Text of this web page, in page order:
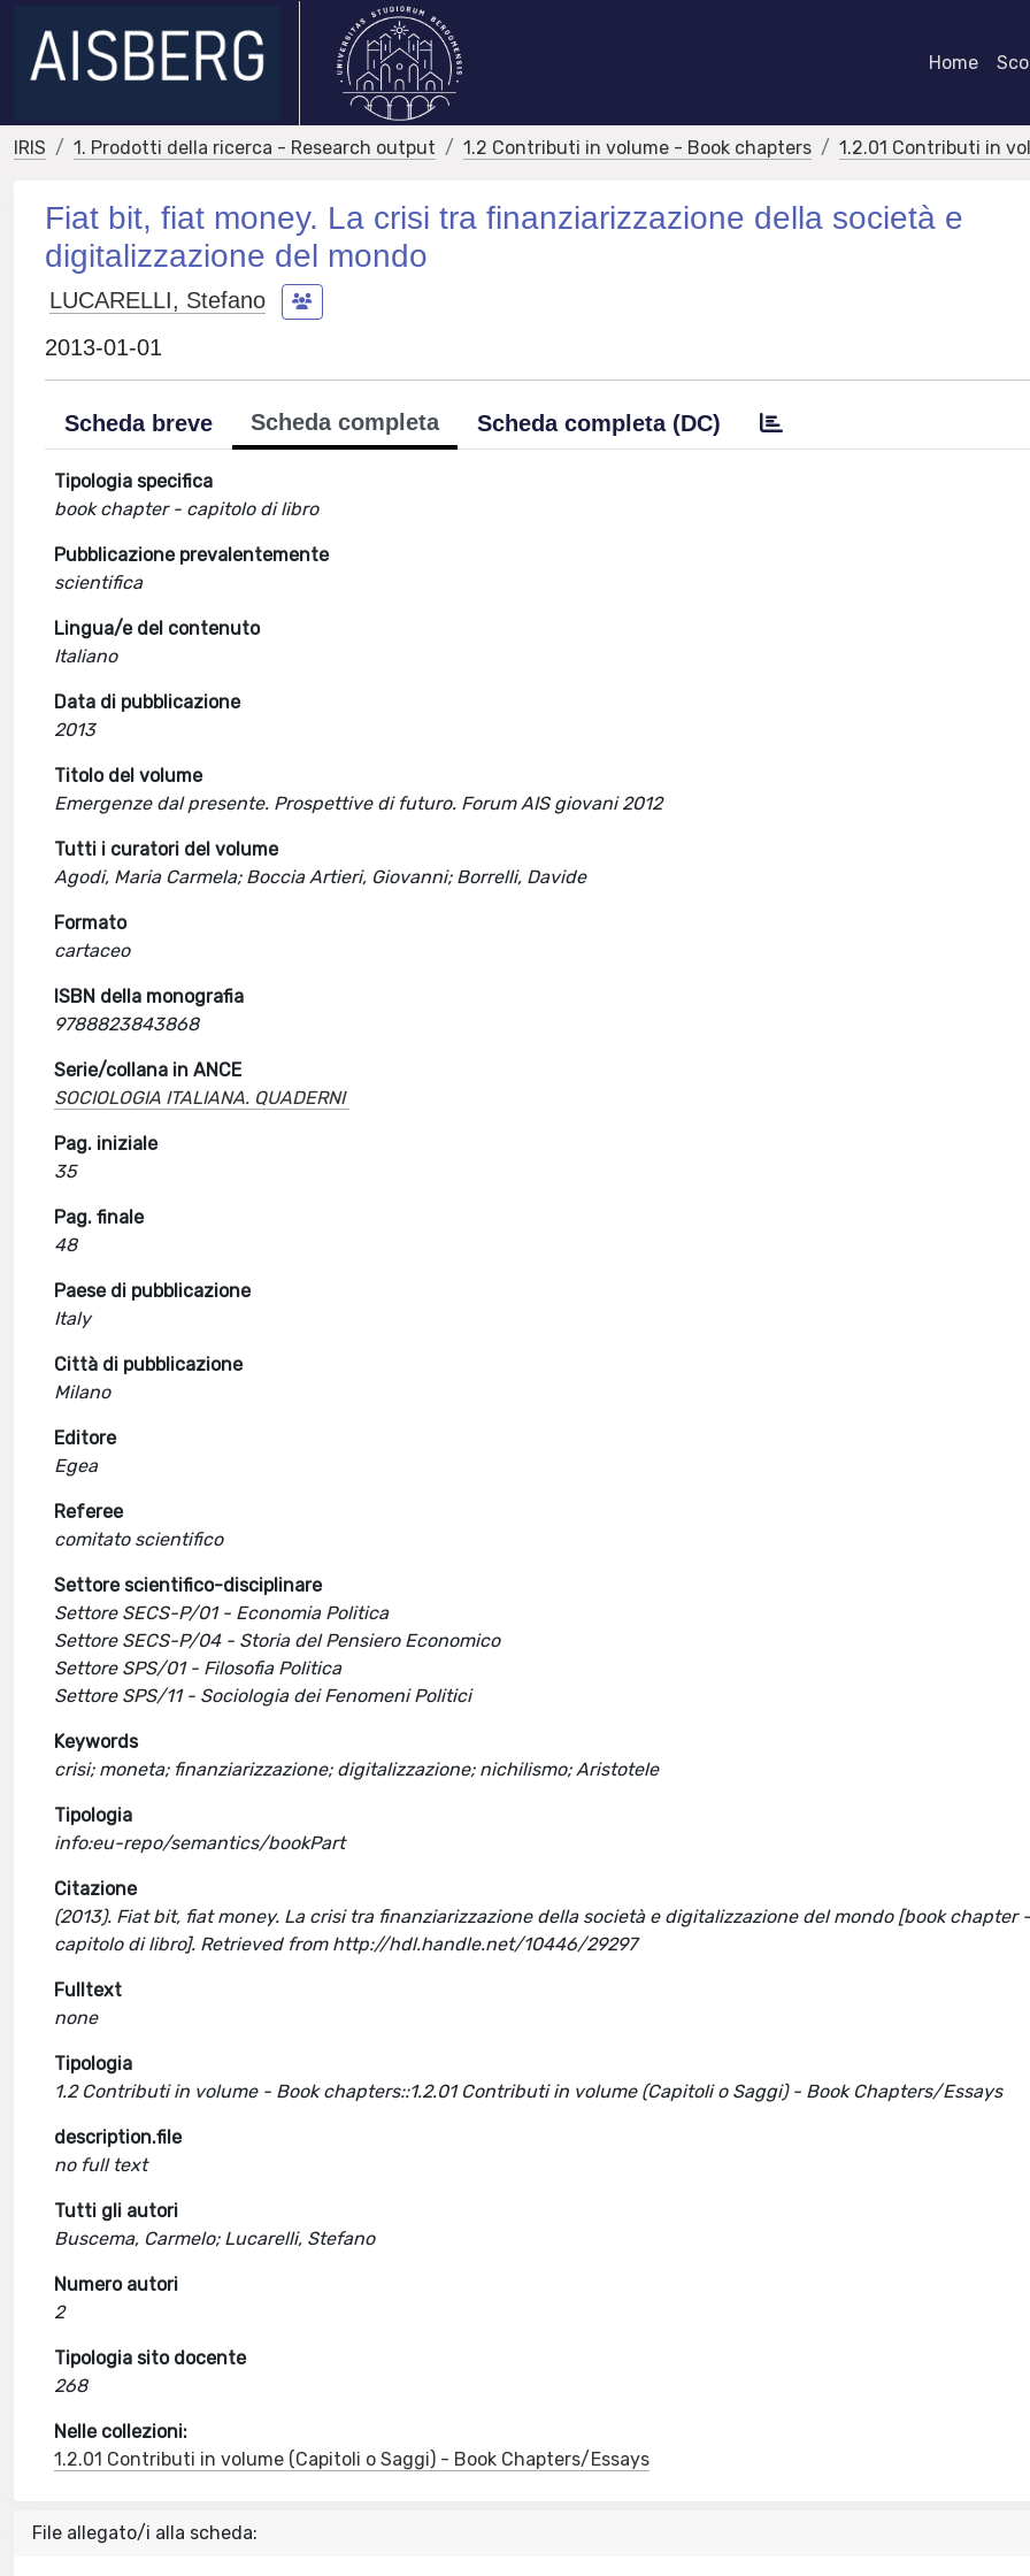
Home
IRIS 1. Prodotti della ricerca - Research output 1.2 Contributi in volume - Book chapters 1.2.01 Contributi in
Fiat bit, fiat money. La crisi tra finanziarizzazione della società e
digitalizzazione del mondo
LUCARELLI, Stefano
2013-01-01
Scheda breve Scheda completa Scheda completa (DC)
Tipologia specifica
book chapter - capitolo di libro
Pubblicazione prevalentemente
scientifica
Lingua/e del contenuto
Italiano
Data di pubblicazione
2013
Titolo del volume
Emergenze dal presente. Prospettive di futuro. Forum AIS giovani 2012
Tutti i curatori del volume
Agodi, Maria Carmela; Boccia Artieri, Giovanni; Borrelli, Davide
Formato
cartaceo
ISBN della monografia
9788823843868
Serie/collana in ANCE
SOCIOLOGIA ITALIANA. QUADERNI
Pag. iniziale
35
Pag. finale
48
Paese di pubblicazione
Italy
Città di pubblicazione
Milano
Editore
Egea
Referee
comitato scientifico
Settore scientifico-disciplinare
Settore SECS-P/01 - Economia Politica
Settore SECS-P/04 - Storia del Pensiero Economico
Settore SPS/01 - Filosofia Politica
Settore SPS/11 - Sociologia dei Fenomeni Politici
Keywords
crisi; moneta; finanziarizzazione; digitalizzazione; nichilismo; Aristotele
Tipologia
info:eu-repo/semantics/bookPart
Citazione
(2013). Fiat bit, fiat money. La crisi tra finanziarizzazione della società e digitalizzazione del mondo [book chapter
capitolo di libro]. Retrieved from http://hdl.handle.net/10446/29297
Fulltext
none
Tipologia
1.2 Contributi in volume - Book chapters::1.2.01 Contributi in volume (Capitoli o Saggi) - Book Chapters/Essays
description.file
no full text
Tutti gli autori
Buscema, Carmelo; Lucarelli, Stefano
Numero autori
2
Tipologia sito docente
268
Nelle collezioni:
1.2.01 Contributi in volume (Capitoli o Saggi) - Book Chapters/Essays
File allegato/i alla scheda: